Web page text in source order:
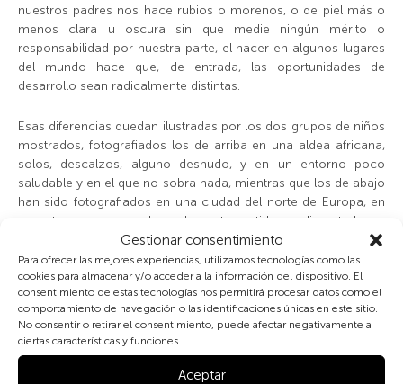
Gestionar consentimiento
Para ofrecer las mejores experiencias, utilizamos tecnologías como las
cookies para almacenar y/o acceder a la información del dispositivo. El
consentimiento de estas tecnologías nos permitirá procesar datos como el
comportamiento de navegación o las identificaciones únicas en este sitio.
No consentir o retirar el consentimiento, puede afectar negativamente a
ciertas características y funciones.
Aceptar
nuestros padres nos hace rubios o morenos, o de piel más o
menos clara u oscura sin que medie ningún mérito o
responsabilidad por nuestra parte, el nacer en algunos lugares
del mundo hace que, de entrada, las oportunidades de
desarrollo sean radicalmente distintas.
Esas diferencias quedan ilustradas por los dos grupos de niños
mostrados, fotografiados los de arriba en una aldea africana,
solos, descalzos, alguno desnudo, y en un entorno poco
saludable y en el que no sobra nada, mientras que los de abajo
han sido fotografiados en una ciudad del norte de Europa, en
un entorno seguro, adecuadamente vestidos y alimentados, y
atendidos por adultos en un lugar específico para jugar y
socializarse.
Dicho lo anterior, y aunque según NNUU el 42% de las
personas de África Subsahariana seguía subsistiendo en
condiciones de pobreza extrema en 2013 (ingresos de 1,25 $
EEUU diarios), hay bolsas de pobreza en todos los países,
incluyendo los más desarrollados, constituyendo una